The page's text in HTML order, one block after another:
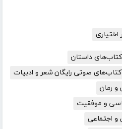
اختیاری
کتاب‌های داستان
کتاب‌های صوتی رایگان شعر و ادبیات
و رمان
و موفقیت
و اجتماعی